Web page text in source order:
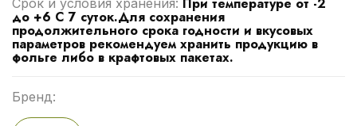
до +6 С 7 суток.Для сохранения
продолжительного срока годности и вкусовых
параметров рекомендуем хранить продукцию в
фольге либо в крафтовых пакетах.
Бренд: